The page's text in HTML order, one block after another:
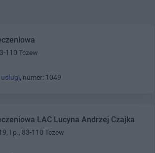
110 Tczew
, numer: 1049
LAC Lucyna Andrzej Czajka
I p., 83-110 Tczew